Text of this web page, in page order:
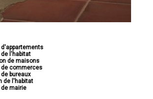
d'appartements
de l'habitat
de maisons
de commerces
bureaux
de l'habitat
de mairie